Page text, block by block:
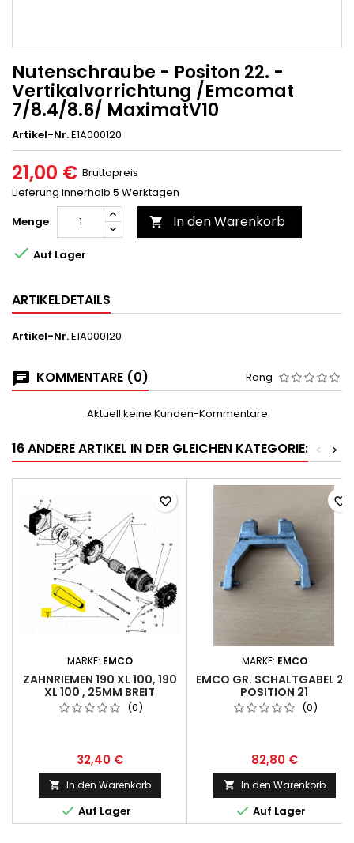
Nutenschraube - Positon 22. -
Vertikalvorrichtung /Emcomat
7/8.4/8.6/ MaximatV10
Artikel-Nr.E1A000120
21,00 € Bruttopreis
Lieferung innerhalb 5 Werktagen
Menge
 In den Warenkorb
 Auf Lager
ARTIKELDETAILS
Artikel-Nr.E1A000120
KOMMENTARE (0) Rang
Aktuell keine Kunden-Kommentare
16 ANDERE ARTIKEL IN DER GLEICHEN KATEGORIE: >
<
MARKE: EMCO
ZAHNRIEMEN 190 XL 100, 190
XL 100 , 25MM BREIT
(0)
32,40 €
 In den Warenkorb
 Auf Lager
favorite_border
MARKE: EMCO
EMCO GR. SCHALTGABEL 2 -
POSITION 21
(0)
82,80 €
 In den Warenkorb
 Auf Lager
favorite_border